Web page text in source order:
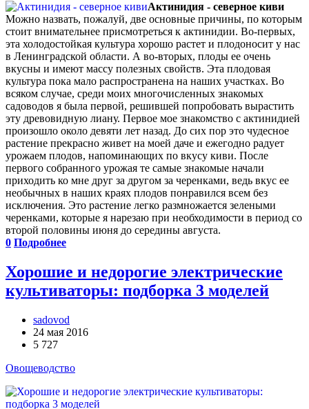
Актинидия - северное киви
Можно назвать, пожалуй, две основные причины, по которым
стоит внимательнее присмотреться к актинидии. Во-первых,
эта холодостойкая культура хорошо растет и плодоносит у нас
в Ленинградской области. А во-вторых, плоды ее очень
вкусны и имеют массу полезных свойств. Эта плодовая
культура пока мало распространена на наших участках. Во
всяком случае, среди моих многочисленных знакомых
садоводов я была первой, решившей попробовать вырастить
эту древовидную лиану. Первое мое знакомство с актинидией
произошло около девяти лет назад. До сих пор это чудесное
растение прекрасно живет на моей даче и ежегодно радует
урожаем плодов, напоминающих по вкусу киви. После
первого собранного урожая те самые знакомые начали
приходить ко мне друг за другом за черенками, ведь вкус ее
необычных в наших краях плодов понравился всем без
исключения. Это растение легко размножается зелеными
черенками, которые я нарезаю при необходимости в период со
второй половины июня до середины августа.
0 Подробнее
Хорошие и недорогие электрические
культиваторы: подборка 3 моделей
sadovod
24 мая 2016
5 727
Овощеводство